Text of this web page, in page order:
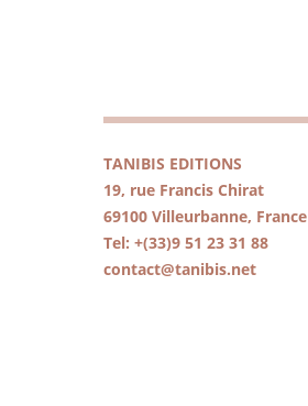
TANIBIS EDITIONS
19, rue Francis Chirat
69100 Villeurbanne, France
Tel: +(33)9 51 23 31 88
contact@tanibis.net